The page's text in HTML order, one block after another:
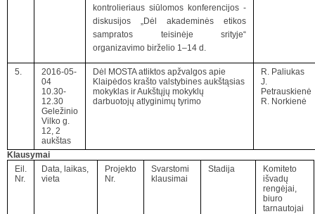
kontrolieriaus siūlomos konferencijos -
diskusijos „Dėl akademinės etikos
sampratos teisinėje srityje“
organizavimo birželio 1–14 d.
5.
2016-05-
04
10.30-
12.30
Geležinio
Vilko g.
12, 2
aukštas
Dėl MOSTA atliktos apžvalgos apie
Klaipėdos krašto valstybines aukštąsias
mokyklas ir Aukštųjų mokyklų
darbuotojų atlyginimų tyrimo
R. Paliukas
J.
Petrauskienė
R. Norkienė
Klausymai
Eil.
Nr.
Data, laikas,
vieta
Projekto
Nr.
Svarstomi
klausimai
Stadija
Komiteto
išvadų
rengėjai,
biuro
tarnautojai